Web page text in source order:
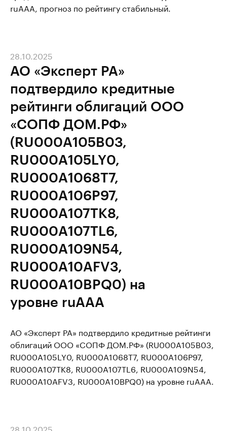
ruAАA, прогноз по рейтингу стабильный.
АО «Эксперт РА»
подтвердило кредитные
рейтинги облигаций ООО
«СОПФ ДОМ.РФ»
(RU000A105B03,
RU000A105LY0,
RU000A1068T7,
RU000A106P97,
RU000A107TK8,
RU000A107TL6,
RU000A109N54,
RU000A10AFV3,
RU000A10BPQ0) на
уровне ruAAA
28.10.2025
АО «Эксперт РА» подтвердило кредитные рейтинги
облигаций ООО «СОПФ ДОМ.РФ» (RU000A105B03,
RU000A105LY0, RU000A1068T7, RU000A106P97,
RU000A107TK8, RU000A107TL6, RU000A109N54,
RU000A10AFV3, RU000A10BPQ0) на уровне ruAAA.
28.10.2025